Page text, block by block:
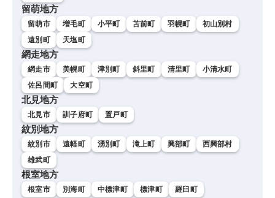
留萌地方
留萌市 増毛町 小平町 苫前町 羽幌町
初山別村
遠別町
天塩町
網走地方
網走市 美幌町 津別町 斜里町 清里町
小清水町
佐呂間町
大空町
北見地方
北見市 訓子府町 置戸町
紋別地方
紋別市 遠軽町 湧別町 滝上町 興部町
西興部村
雄武町
根室地方
根室市 別海町 中標津町 標津町 羅臼町